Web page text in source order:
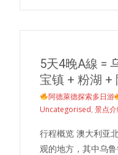
5天4晚A線 =
宝镇 + 粉湖 +
阿德萊德探索多日游
Uncategorised, 景点介
行程概览 澳大利亚
观的地方，其中乌